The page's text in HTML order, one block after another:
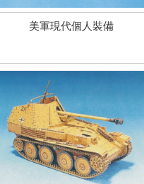
美軍現代個人裝備